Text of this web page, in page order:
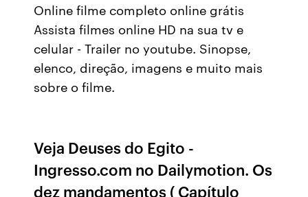
Online filme completo online grátis
Assista filmes online HD na sua tv e
celular - Trailer no youtube. Sinopse,
elenco, direção, imagens e muito mais
sobre o filme.
Veja Deuses do Egito -
Ingresso.com no Dailymotion. Os
dez mandamentos ( Capítulo